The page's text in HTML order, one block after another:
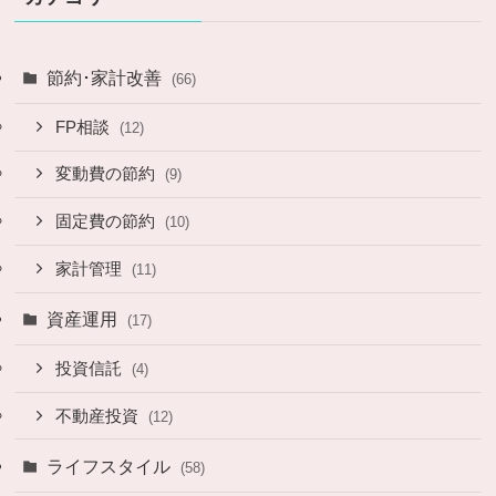
節約･家計改善 (66)
FP相談 (12)
変動費の節約 (9)
固定費の節約 (10)
家計管理 (11)
資産運用 (17)
投資信託 (4)
不動産投資 (12)
ライフスタイル (58)